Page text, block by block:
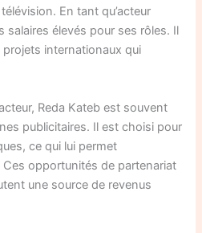
En tant qu’acteur
salaires élevés pour ses rôles. Il
internationaux qui
Reda Kateb est souvent
publicitaires. Il est choisi pour
ce qui lui permet
Ces opportunités de partenariat
une source de revenus